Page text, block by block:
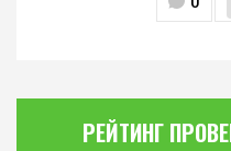
РЕЙТИНГ